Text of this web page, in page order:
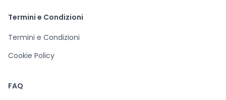
Termini e Condizioni
Termini e Condizioni
Cookie Policy
FAQ